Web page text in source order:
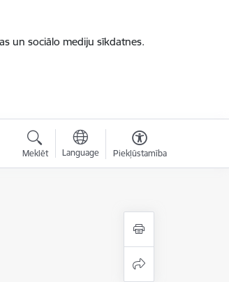
un sociālo mediju sīkdatnes.
Meklēt Language Piekļūstamība